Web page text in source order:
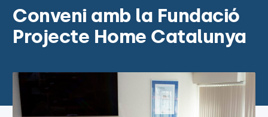
Conveni amb la Fundació
Projecte Home Catalunya